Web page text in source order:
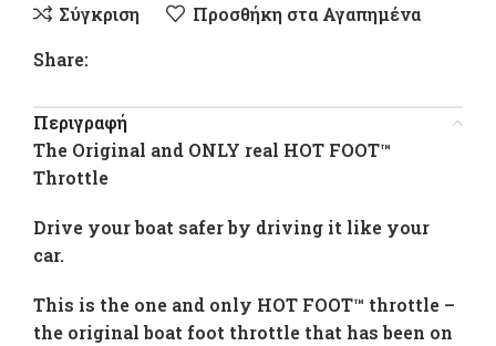
Σύγκριση
Προσθήκη στα Αγαπημένα
Share:
Περιγραφή
The Original and ONLY real HOT FOOT™
Throttle
Drive your boat safer by driving it like your
car.
This is the one and only HOT FOOT™ throttle –
the original boat foot throttle that has been on